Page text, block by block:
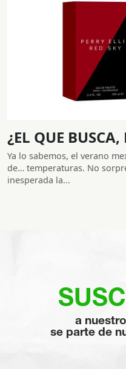
¿EL QUE
Ya lo sabemos, el verano
de… temperaturas. No
inesperada la...
a
se parte de